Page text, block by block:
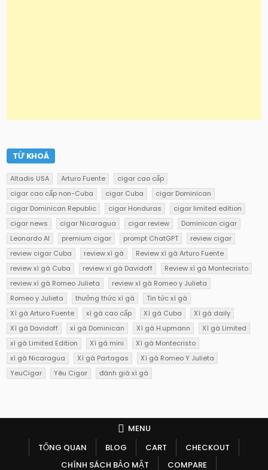
TỪ KHOÁ
Altadis USA Arturo Fuente
cigar cao cấp
cigar cao cấp non-Cuba
cigar Cuba
cigar Dominican
cigar Dominican Republic
cigar Honduras
cigar limited edition
cigar news
cigar Nicaragua cigar review
Dominican cigar
Leonardo AI
premium cigar prompt ChatGPT
review cigar
review cigar Cuba
review xì gà
Review xì gà Arturo Fuente
review xì gà Cuba
review xì gà Davidoff
Review xì gà Montecristo
review xì gà Romeo Julieta
review xì gà Romeo y Julieta
Romeo y Julieta
thưởng thức xì gà
Tin tức xì gà
Xì gà Arturo Fuente
xì gà cao cấp Xì gà Cuba
Xì gà daily
Xì gà Davidoff
xì gà Dominican Xì gà H.upmann
Xì gà Limited
xì gà Limited Edition
Xì gà mini
Xì gà Montecristo
xì gà Nicaragua
Xì gà Partagas
Xì gà Romeo Y Julieta
YeuCigar
Yêu Cigar đánh giá xì gà
MENU
TỔNG QUAN
BLOG CART
CHECKOUT
CHÍNH SÁCH BẢO MẬT
COMPARE